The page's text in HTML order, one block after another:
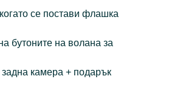
се постави флашка
бутоните на волана за
камера + подарък